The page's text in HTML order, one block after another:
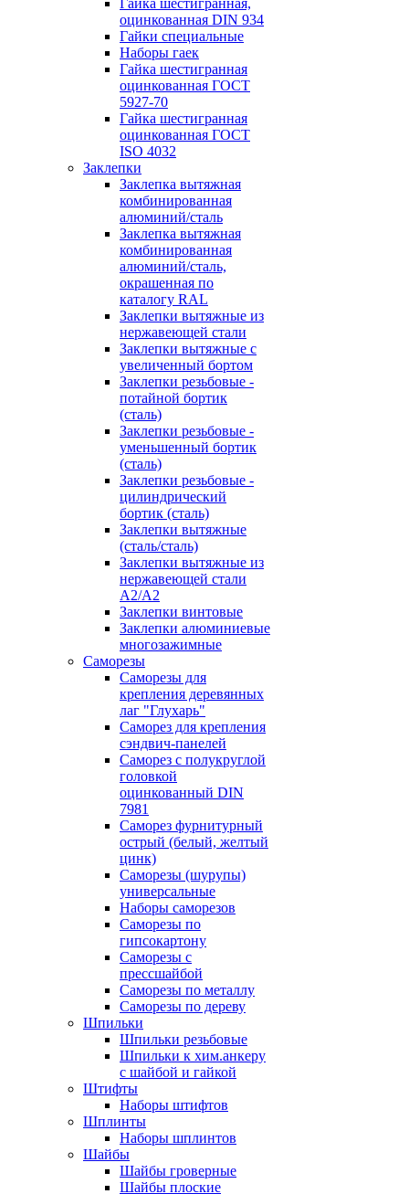
Гайка шестигранная,
оцинкованная DIN 934
Гайки специальные
Наборы гаек
Гайка шестигранная
оцинкованная ГОСТ
5927-70
Гайка шестигранная
оцинкованная ГОСТ
ISO 4032
Заклепки
Заклепка вытяжная
комбинированная
алюминий/сталь
Заклепка вытяжная
комбинированная
алюминий/сталь,
окрашенная по
каталогу RAL
Заклепки вытяжные из
нержавеющей стали
Заклепки вытяжные с
увеличенный бортом
Заклепки резьбовые -
потайной бортик
(сталь)
Заклепки резьбовые -
уменьшенный бортик
(сталь)
Заклепки резьбовые -
цилиндрический
бортик (сталь)
Заклепки вытяжные
(сталь/сталь)
Заклепки вытяжные из
нержавеющей стали
А2/А2
Заклепки винтовые
Заклепки алюминиевые
многозажимные
Саморезы
Саморезы для
крепления деревянных
лаг "Глухарь"
Саморез для крепления
сэндвич-панелей
Саморез с полукруглой
головкой
оцинкованный DIN
7981
Саморез фурнитурный
острый (белый, желтый
цинк)
Саморезы (шурупы)
универсальные
Наборы саморезов
Саморезы по
гипсокартону
Саморезы с
прессшайбой
Саморезы по металлу
Саморезы по дереву
Шпильки
Шпильки резьбовые
Шпильки к хим.анкеру
с шайбой и гайкой
Штифты
Наборы штифтов
Шплинты
Наборы шплинтов
Шайбы
Шайбы гроверные
Шайбы плоские